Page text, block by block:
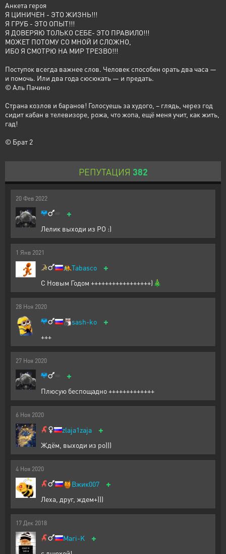
Анкета героя
Я ЦИНИЧЕН - ЭТО ЖИЗНЬ!!!
Я ГРУБ - ЭТО ОПЫТ!!!
Я ДОВЕРЯЮ ТОЛЬКО СЕБЕ- ЭТО ПРАВИЛО!!!
МОЖЕТ ПОТОМУ СО МНОЙ И СЛОЖНО,
ИБО Я СМОТРЮ НА МИР ТРЕЗВО!!!
Поступок всегда важнее слов. Человек способен орать два часа —
и помочь. Или два года сюсюкать — и предать.
© Аль Пачино
Страна козлов и баранов! Голосуешь за худого, – глядь, через год
сидит кабан в телевизоре, рожа, что жопа, ещё меня учит, как жить,
гад!
© Брат 2
РЕПУТАЦИЯ 382
20 Фев 2022
+
Лелик выходи из РО :)
1 Янв 2021
🤼Tabasco +
С Новым Годом +++++++++++++++++)🎄
28 Ноя 2020
🎳sash-ko +
+++
27 Ноя 2020
+
Плюсую беспощадно +++++++++++++
6 Ноя 2020
zlaja1zaja +
Ждём, выходи из ро)))
4 Ноя 2020
🍯Вжик007 +
Леха, друг, ждем+)))
17 Дек 2018
Mari-K +